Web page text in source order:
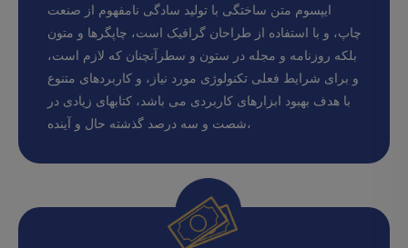
ایپسوم متن ساختگی با تولید سادگی نامفهوم از صنعت
چاپ، و با استفاده از طراحان گرافیک است، چاپگرها و متون
بلکه روزنامه و مجله در ستون و سطرآنچنان که لازم است،
و برای شرایط فعلی تکنولوژی مورد نیاز، و کاربردهای متنوع
با هدف بهبود ابزارهای کاربردی می باشد، کتابهای زیادی در
شصت و سه درصد گذشته حال و آینده،